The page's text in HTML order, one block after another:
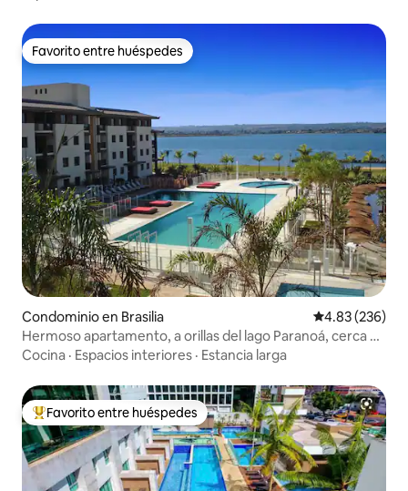
Favorito entre huéspedes
Favorito entre huéspedes
Condominio en Brasilia Calificación
4.83 (236)
Hermoso apartamento, a orillas del lago Paranoá, cerca de
la UNB
Cocina · Espacios interiores · Estancia larga
De los mejores en Favorito entre huéspedes
Favorito entre huéspedes